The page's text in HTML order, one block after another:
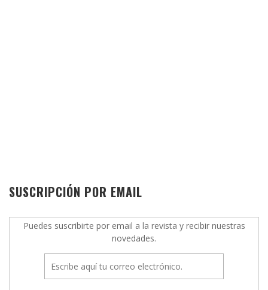
SUSCRIPCIÓN POR EMAIL
Puedes suscribirte por email a la revista y recibir nuestras
novedades.